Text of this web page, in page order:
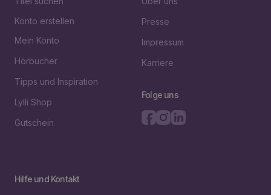
Konto erstellen
Mein Konto
Hörbücher
Tipps und Inspiration
Lylli Shop
Gutschein
Presse
Impressum
Karriere
Folge uns
Hilfe und Kontakt